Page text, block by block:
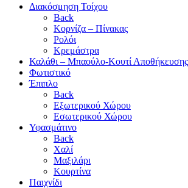
Διακόσμηση Τοίχου
Back
Κορνίζα – Πίνακας
Ρολόι
Κρεμάστρα
Καλάθι – Μπαούλο-Κουτί Αποθήκευσης
Φωτιστικό
Έπιπλο
Back
Εξωτερικού Χώρου
Εσωτερικού Χώρου
Υφασμάτινο
Back
Χαλί
Μαξιλάρι
Κουρτίνα
Παιχνίδι